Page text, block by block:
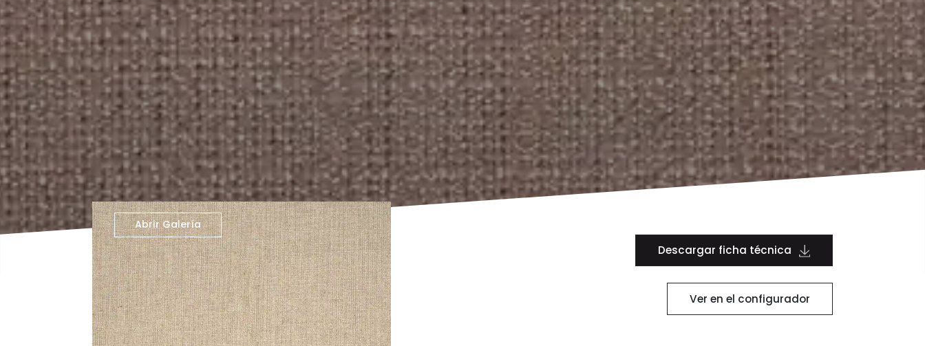
Abrir Galería
Descargar ficha técnica
Ver en el configurador